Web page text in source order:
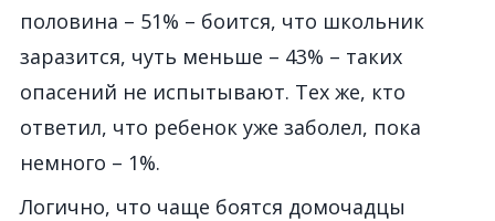
половина – 51% – боится, что школьник
заразится, чуть меньше – 43% – таких
опасений не испытывают. Тех же, кто
ответил, что ребенок уже заболел, пока
немного – 1%.
Логично, что чаще боятся домочадцы